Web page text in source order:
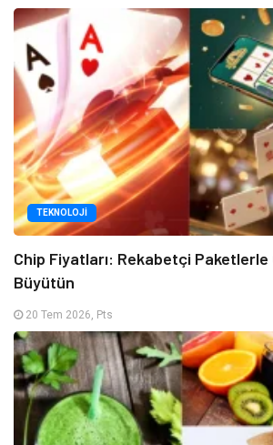
TEKNOLOJI
Chip Fiyatları: Rekabetçi Paketlerle
Büyütün
20 Tem 2026, Pts